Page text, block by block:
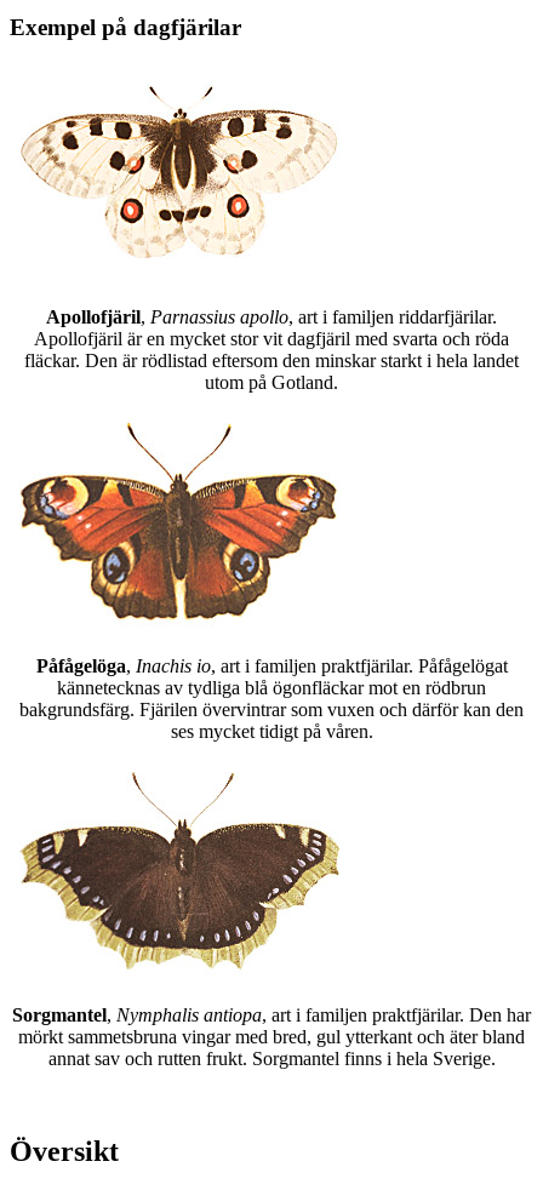
Exempel på dagfjärilar
Apollofjäril, Parnassius apollo, art i familjen riddarfjärilar.
Apollofjäril är en mycket stor vit dagfjäril med svarta och röda
fläckar. Den är rödlistad eftersom den minskar starkt i hela landet
utom på Gotland.
Påfågelöga, Inachis io, art i familjen praktfjärilar. Påfågelögat
kännetecknas av tydliga blå ögonfläckar mot en rödbrun
bakgrundsfärg. Fjärilen övervintrar som vuxen och därför kan den
ses mycket tidigt på våren.
Sorgmantel, Nymphalis antiopa, art i familjen praktfjärilar. Den har
mörkt sammetsbruna vingar med bred, gul ytterkant och äter bland
annat sav och rutten frukt. Sorgmantel finns i hela Sverige.
Översikt